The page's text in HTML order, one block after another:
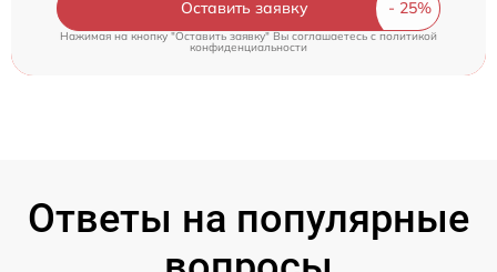
Оставить заявку
Нажимая на кнопку "Оставить заявку" Вы соглашаетесь cполитикой
конфиденциальности
Ответы на популярные